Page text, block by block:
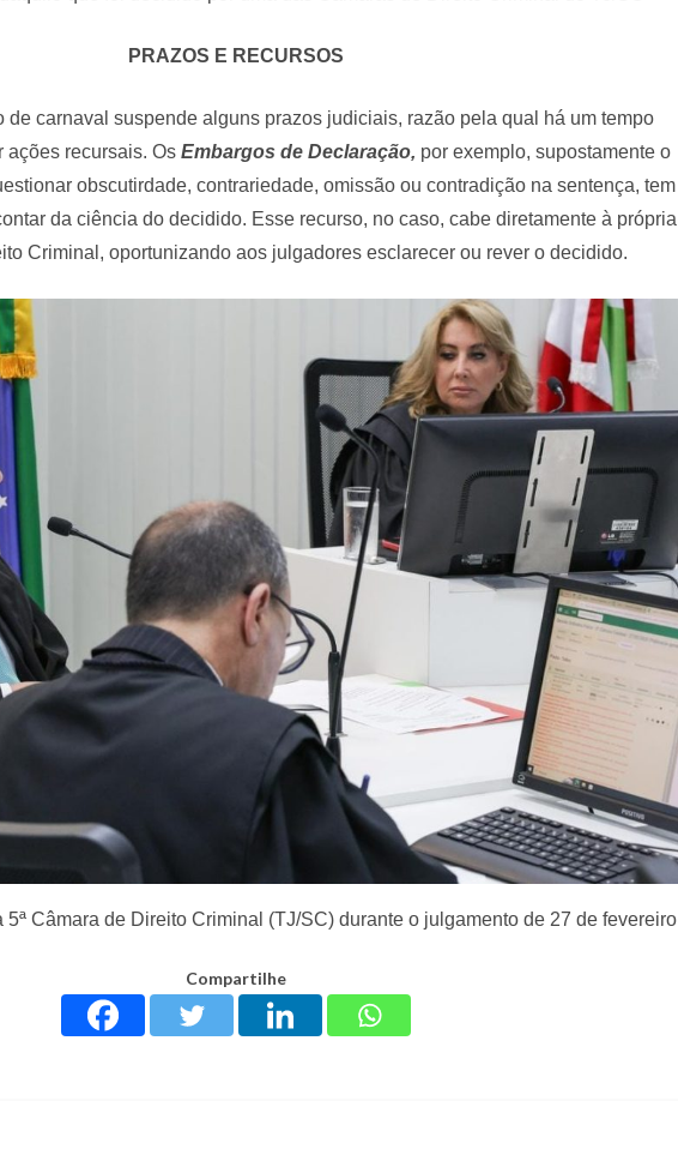
PRAZOS E RECURSOS
de carnaval suspende alguns prazos judiciais, razão pela qual há um tempo
ações recursais. OsEmbargos de Declaração, por exemplo, supostamente o
obscutirdade, contrariedade, omissão ou contradição na sentença, tem
da ciência do decidido. Esse recurso, no caso, cabe diretamente à própria
Criminal, oportunizando aos julgadores esclarecer ou rever o decidido.
5ª Câmara de Direito Criminal (TJ/SC) durante o julgamento de 27 de fevereiro
Compartilhe